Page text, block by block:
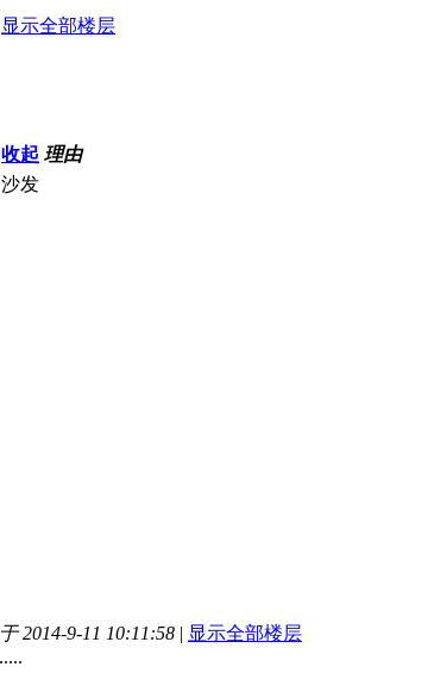
显示全部楼层
收起 理由
沙发
2014-9-11 10:11:58 | 显示全部楼层